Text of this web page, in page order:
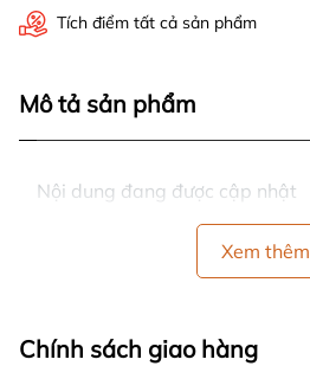
Tích điểm tất cả sản phẩm
Mô tả sản phẩm
Nội dung đang được cập nhật
Xem thêm
Chính sách giao hàng